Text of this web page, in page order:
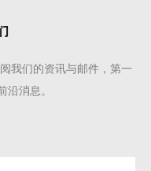
我们的资讯与邮件，第一
消息。